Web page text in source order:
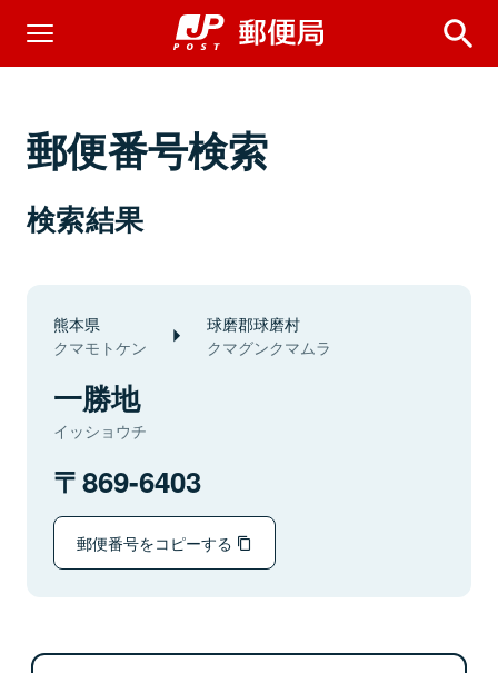
郵便番号検索
検索結果
熊本県
クマモトケン
球磨郡球磨村
クマグンクマムラ
一勝地
イッショウチ
869-6403
郵便番号をコピーする